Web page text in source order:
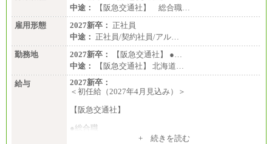
中途：
【阪急交通社】 総合職…
雇用形態
2027新卒： 正社員
中途： 正社員/契約社員/アル…
勤務地
2027新卒：
【阪急交通社】 ●…
中途：
【阪急交通社】 北海道…
給与
2027新卒：
＜初任給（2027年4月見込み）＞
【阪急交通社】
●総合職
+ 続きを読む